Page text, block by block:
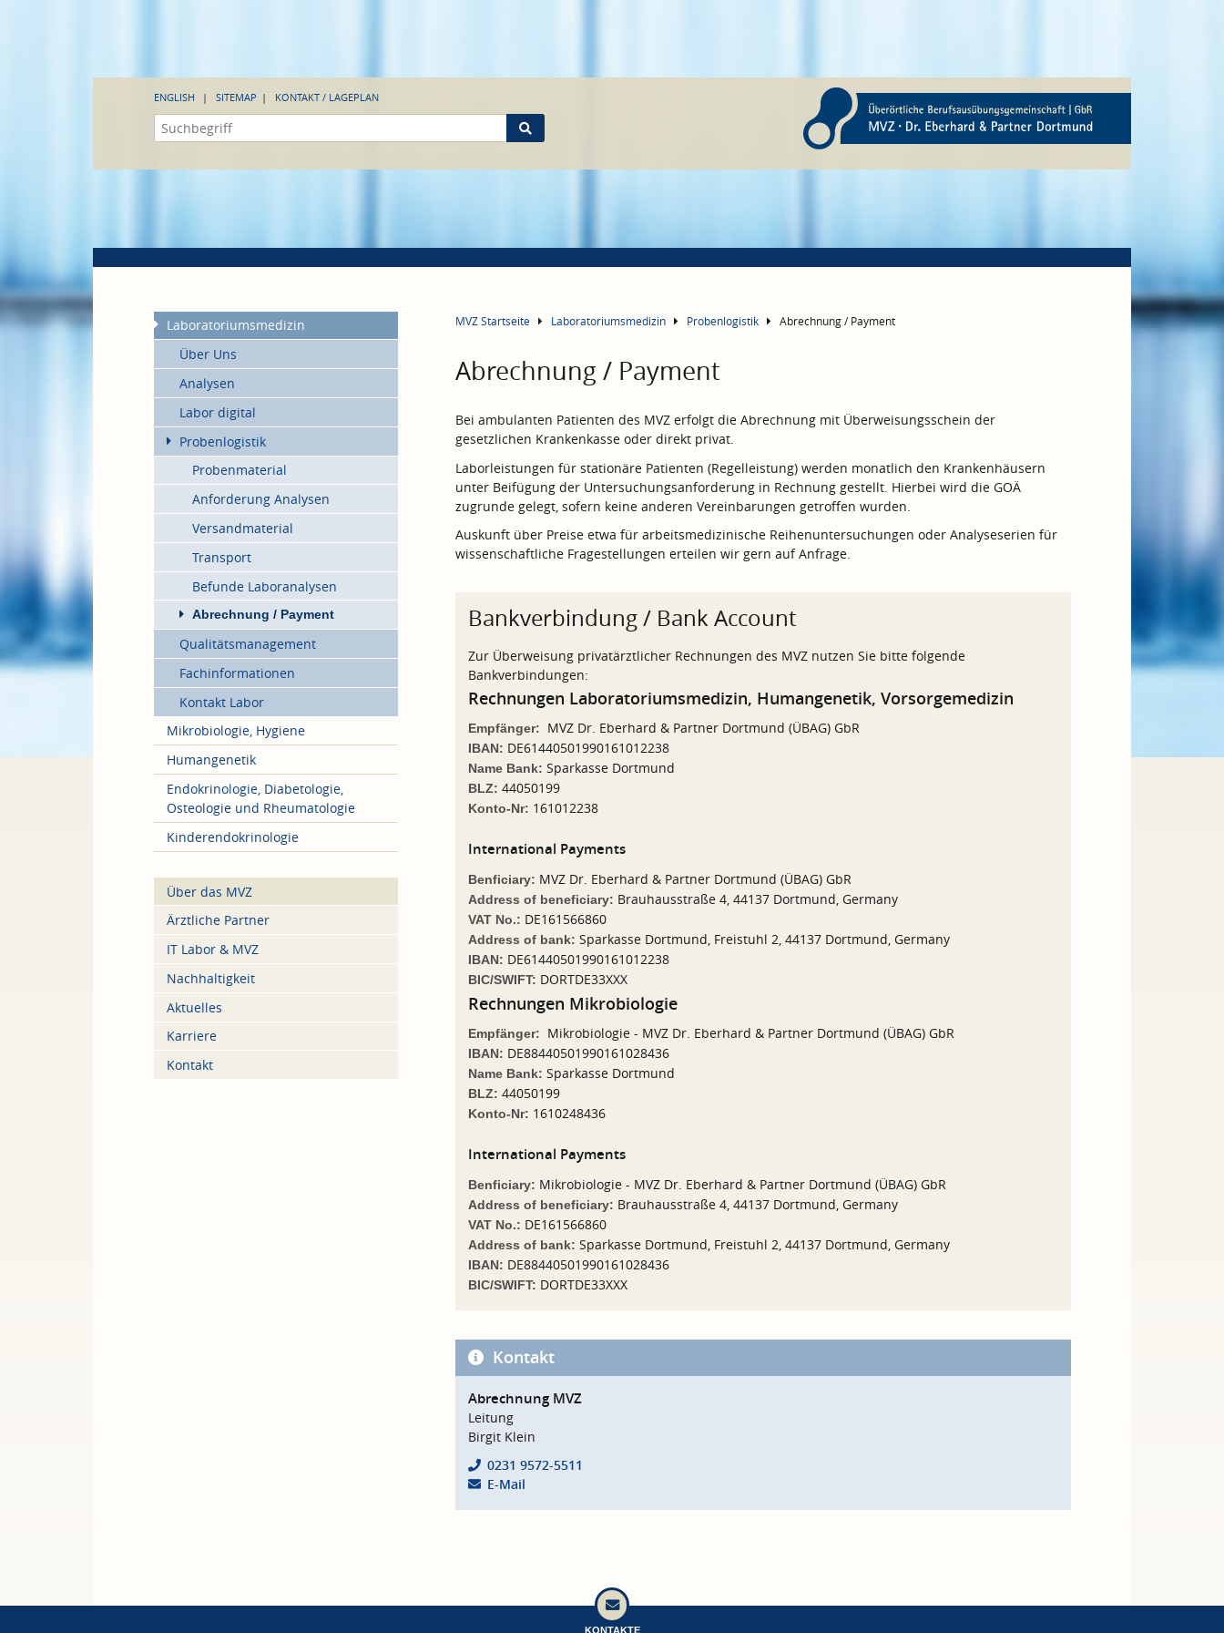
ENGLISH SITEMAP KONTAKT / LAGEPLAN
Laboratoriumsmedizin
Über Uns
Analysen
Labor digital
Probenlogistik
Probenmaterial
Anforderung Analysen
Versandmaterial
Transport
Befunde Laboranalysen
Abrechnung / Payment
Qualitätsmanagement
Fachinformationen
Kontakt Labor
Mikrobiologie, Hygiene
Humangenetik
Endokrinologie, Diabetologie,
Osteologie und Rheumatologie
Kinderendokrinologie
Über das MVZ
Ärztliche Partner
IT Labor & MVZ
Nachhaltigkeit
Aktuelles
Karriere
Kontakt
MVZ Startseite Laboratoriumsmedizin Probenlogistik Abrechnung / Payment
Abrechnung / Payment
Bei ambulanten Patienten des MVZ erfolgt die Abrechnung mit Überweisungsschein der
gesetzlichen Krankenkasse oder direkt privat.
Laborleistungen für stationäre Patienten (Regelleistung) werden monatlich den Krankenhäusern
unter Beifügung der Untersuchungsanforderung in Rechnung gestellt. Hierbei wird die GOÄ
zugrunde gelegt, sofern keine anderen Vereinbarungen getroffen wurden.
Auskunft über Preise etwa für arbeitsmedizinische Reihenuntersuchungen oder Analyseserien für
wissenschaftliche Fragestellungen erteilen wir gern auf Anfrage.
Bankverbindung / Bank Account
Zur Überweisung privatärztlicher Rechnungen des MVZ nutzen Sie bitte folgende
Bankverbindungen:
Rechnungen Laboratoriumsmedizin, Humangenetik, Vorsorgemedizin
Empfänger: MVZ Dr. Eberhard & Partner Dortmund (ÜBAG) GbR
IBAN: DE61440501990161012238
Name Bank: Sparkasse Dortmund
BLZ: 44050199
Konto-Nr: 161012238
International Payments
Benficiary: MVZ Dr. Eberhard & Partner Dortmund (ÜBAG) GbR
Address of beneficiary: Brauhausstraße 4, 44137 Dortmund, Germany
VAT No.: DE161566860
Address of bank: Sparkasse Dortmund, Freistuhl 2, 44137 Dortmund, Germany
IBAN: DE61440501990161012238
BIC/SWIFT: DORTDE33XXX
Rechnungen Mikrobiologie
Empfänger: Mikrobiologie - MVZ Dr. Eberhard & Partner Dortmund (ÜBAG) GbR
IBAN: DE88440501990161028436
Name Bank: Sparkasse Dortmund
BLZ: 44050199
Konto-Nr: 1610248436
International Payments
Benficiary: Mikrobiologie - MVZ Dr. Eberhard & Partner Dortmund (ÜBAG) GbR
Address of beneficiary: Brauhausstraße 4, 44137 Dortmund, Germany
VAT No.: DE161566860
Address of bank: Sparkasse Dortmund, Freistuhl 2, 44137 Dortmund, Germany
IBAN: DE88440501990161028436
BIC/SWIFT: DORTDE33XXX
Kontakt
Abrechnung MVZ
Leitung
Birgit Klein
0231 9572-5511
E-Mail
KONTAKTE